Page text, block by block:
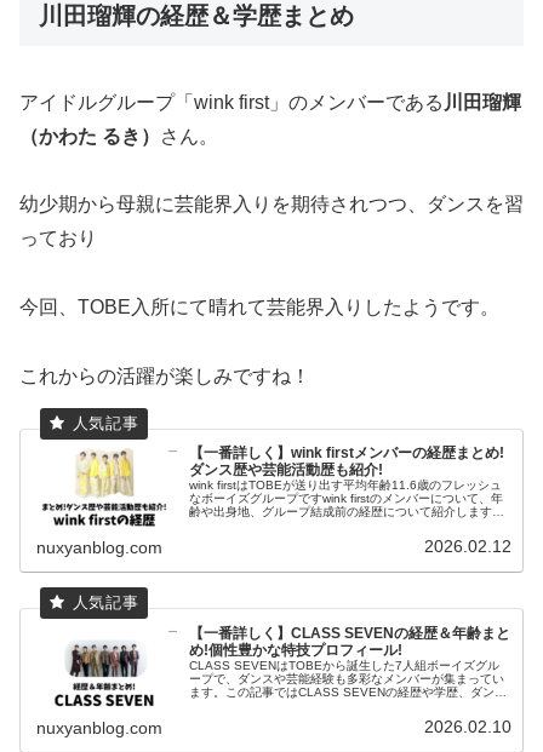
川田瑠輝の経歴＆学歴まとめ
アイドルグループ「wink first」のメンバーである 川田瑠輝
（かわた るき）
さん。
幼少期から母親に芸能界入りを期待されつつ、ダンスを習
っており
今回、TOBE入所にて晴れて芸能界入りしたようです。
これからの活躍が楽しみですね！
【一番詳しく】wink firstメンバーの経歴まとめ!
ダンス歴や芸能活動歴も紹介!
wink firstはTOBEが送り出す平均年齢11.6歳のフレッシュ
なボーイズグループですwink firstのメンバーについて、年
齢や出身地、グループ結成前の経歴について紹介します。
nuxyanblog.com 2026.02.12
【一番詳しく】CLASS SEVENの経歴＆年齢まと
め!個性豊かな特技プロフィール!
CLASS SEVENはTOBEから誕生した7人組ボーイズグル
ープで、ダンスや芸能経験も多彩なメンバーが集まってい
ます。この記事ではCLASS SEVENの経歴や学歴、ダンス
nuxyanblog.com 2026.02.10